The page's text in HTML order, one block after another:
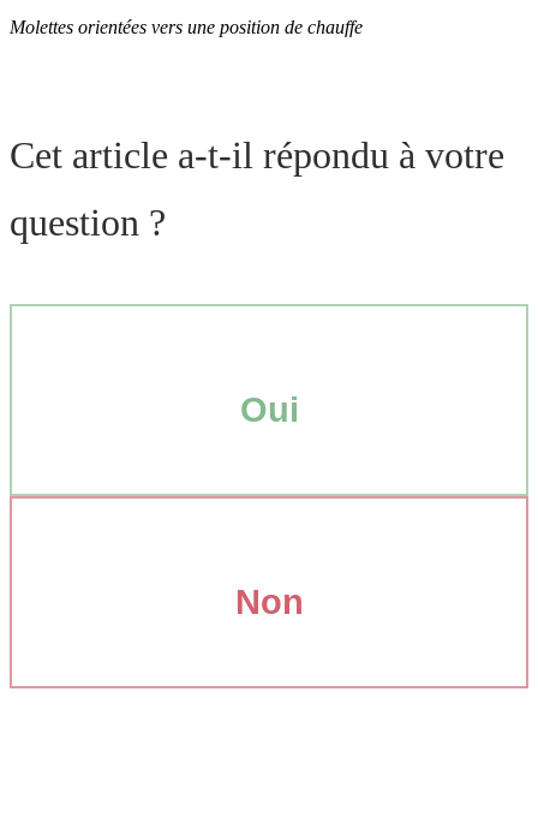
Molettes orientées vers une position de chauffe
Cet article a-t-il répondu à votre
question ?
Oui
Non